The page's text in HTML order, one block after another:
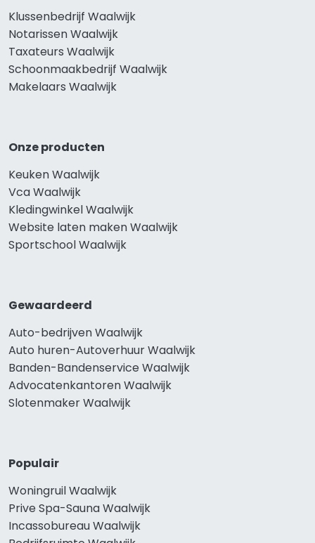
Klussenbedrijf Waalwijk
Notarissen Waalwijk
Taxateurs Waalwijk
Schoonmaakbedrijf Waalwijk
Makelaars Waalwijk
Onze producten
Keuken Waalwijk
Vca Waalwijk
Kledingwinkel Waalwijk
Website laten maken Waalwijk
Sportschool Waalwijk
Gewaardeerd
Auto-bedrijven Waalwijk
Auto huren-Autoverhuur Waalwijk
Banden-Bandenservice Waalwijk
Advocatenkantoren Waalwijk
Slotenmaker Waalwijk
Populair
Woningruil Waalwijk
Prive Spa-Sauna Waalwijk
Incassobureau Waalwijk